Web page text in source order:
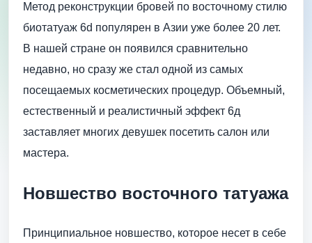
Метод реконструкции бровей по восточному стилю
биотатуаж 6d популярен в Азии уже более 20 лет.
В нашей стране он появился сравнительно
недавно, но сразу же стал одной из самых
посещаемых косметических процедур. Объемный,
естественный и реалистичный эффект 6д
заставляет многих девушек посетить салон или
мастера.
Новшество восточного татуажа
Принципиальное новшество, которое несет в себе